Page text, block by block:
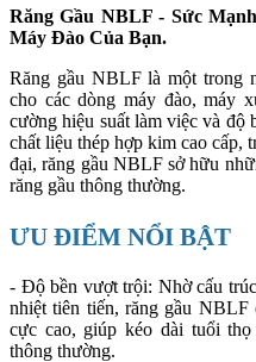
Răng Gầu NBLF - Sức
Máy Đào Của Bạn.
Răng gầu NBLF là một trong
cho các dòng máy đào, máy
cường hiệu suất làm việc và độ
chất liệu thép hợp kim cao cấp,
đại, răng gầu NBLF sở hữu
răng gầu thông thường.
ƯU ĐIỂM NỔI BẬT
- Độ bền vượt trội: Nhờ cấu
nhiệt tiên tiến, răng gầu NBLF
cực cao, giúp kéo dài tuổi
thông thường.